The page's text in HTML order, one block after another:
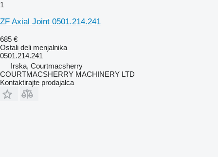
1
ZF Axial Joint 0501.214.241
685 €
Ostali deli menjalnika
0501.214.241
Irska, Courtmacsherry
COURTMACSHERRY MACHINERY LTD
Kontaktirajte prodajalca